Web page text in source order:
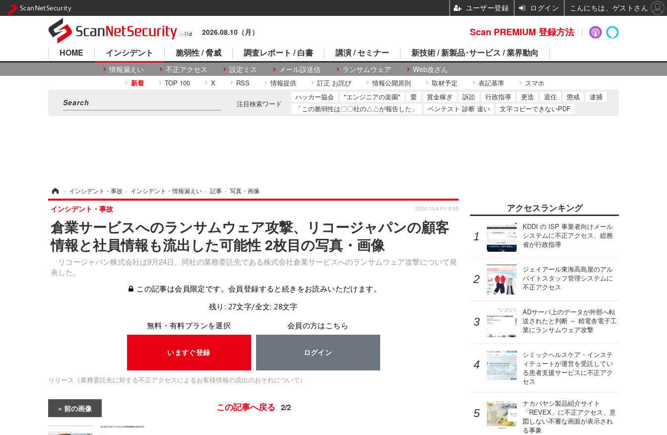
2026.08.10（月）
HOME インシデント
情報漏えい 不正アクセス 設定ミス メール誤送信 ランサムウェア Web改ざん
脆弱性 / 脅威 調査レポート / 白書 講演 / セミナー 新技術 / 新製品･サービス / 業界動向
新着 TOP 100 X RSS 情報提供 訂正 お詫び 情報公開原則 取材予定 表記基準 スマホ
注目検索ワード
ハッカー協会 "エンジニアの楽園" 愛 賞金稼ぎ 訴訟 行政指導 更迭 退任 懲戒
逮捕
「この脆弱性は〇〇社の△△が報告した」
ペンテスト 診断 違い 文字コピーできないPDF
› インシデント・事故 › インシデント・情報漏えい › 記事 › 写真・画像
倉業サービスへのランサムウェア攻撃、リコージャパンの顧客
情報と社員情報も流出した可能性 2枚目の写真・画像
リコージャパン株式会社は9月24日、同社の業務委託先である株式会社倉業サービスへのランサムウェア攻撃について発
表した。
インシデント・事故 2024.10.4 Fri 8:05
この記事は会員限定です。会員登録すると続きをお読みいただけます。
残り: 27文字/全文: 28文字
無料・有料プランを選択
いますぐ登録
会員の方はこちら
ログイン
リリース（業務委託先に対する不正アクセスによるお客様情報の流出のおそれについて）
前の画像 この記事へ戻る 2/2
アクセスランキング
KDDI の ISP 事業者向けメール
システムに不正アクセス、総務
省が行政指導
ジェイアール東海高島屋のアル
バイトスタッフ管理システムに
不正アクセス
ADサーバ上のデータが外部へ転
送されたと判断 ～ 精電舎電子工
業にランサムウェア攻撃
シミックヘルスケア・インステ
ィテュートが運営を受託してい
る患者支援サービスに不正アク
セス
ナカバヤシ製品紹介サイト
「REVEX」に不正アクセス、意
図しない不審な画面が表示され
る事象
Scan PREMIUM 登録方法
ScanNetSecurity ユーザー登録 ログイン こんにちは、ゲストさん